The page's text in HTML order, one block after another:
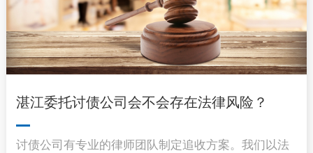
湛江委托讨债公司会不会存在法律风险？
讨债公司有专业的律师团队制定追收方案。我们以法